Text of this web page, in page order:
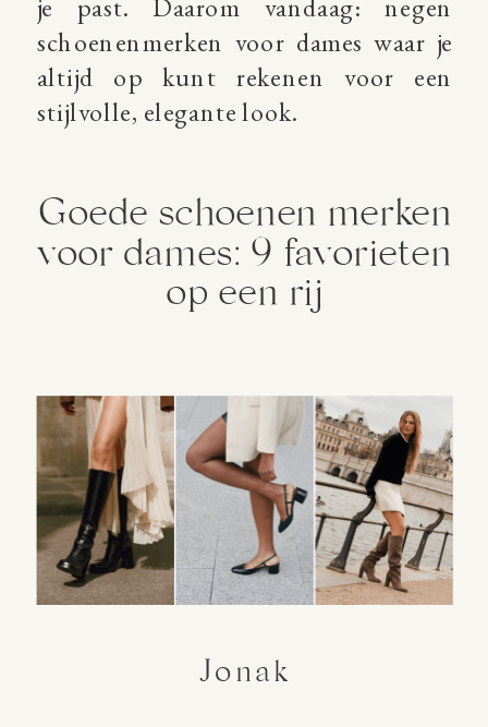
je past. Daarom vandaag: negen
schoenenmerken voor dames waar je
altijd op kunt rekenen voor een
stijlvolle, elegante look.
Goede schoenen merken
voor dames: 9 favorieten
op een rij
Jonak